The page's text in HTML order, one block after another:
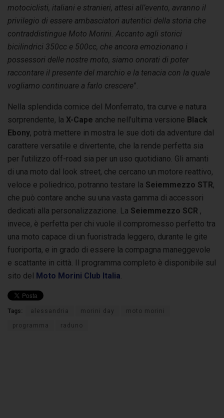
motociclisti, italiani e stranieri, attesi all’evento, avranno il
privilegio di essere ambasciatori autentici della storia che
contraddistingue Moto Morini. Accanto agli storici
bicilindrici 350cc e 500cc, che ancora emozionano i
possessori delle nostre moto, siamo onorati di poter
raccontare il presente del marchio e la tenacia con la quale
vogliamo continuare a farlo crescere”.
Nella splendida cornice del Monferrato, tra curve e natura
sorprendente, la X-Cape anche nell’ultima versione Black
Ebony, potrà mettere in mostra le sue doti da adventure dal
carattere versatile e divertente, che la rende perfetta sia
per l’utilizzo off-road sia per un uso quotidiano. Gli amanti
di una moto dal look street, che cercano un motore reattivo,
veloce e poliedrico, potranno testare la Seiemmezzo STR,
che può contare anche su una vasta gamma di accessori
dedicati alla personalizzazione. La Seiemmezzo SCR ,
invece, è perfetta per chi vuole il compromesso perfetto tra
una moto capace di un fuoristrada leggero, durante le gite
fuoriporta, e in grado di essere la compagna maneggevole
e scattante in città. Il programma completo è disponibile sul
sito del Moto Morini Club Italia
Tags: alessandria morini day moto morini
programma raduno